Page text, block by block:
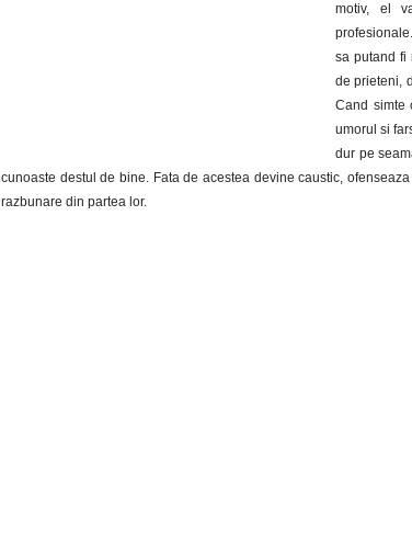
motiv, el
sa putand fi
de prieteni,
Cand simte
umorul si
dur pe
cunoaste destul de bine. Fata de acestea devine caustic,
razbunare din partea lor.